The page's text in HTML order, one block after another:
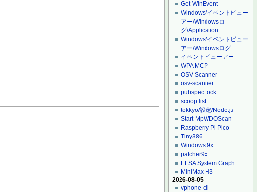
Get-WinEvent
Windows/イベントビュー
アー/Windowsロ
グ/Application
Windows/イベントビュー
アー/Windowsログ
イベントビューアー
WPA MCP
OSV-Scanner
osv-scanner
pubspec.lock
scoop list
tokkyo/設定/Node.js
Start-MpWDOScan
Raspberry Pi Pico
Tiny386
Windows 9x
patcher9x
ELSA System Graph
MiniMax H3
2026-08-05
vphone-cli